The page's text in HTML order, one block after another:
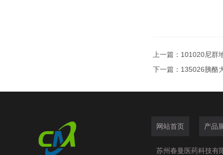
上一篇： 101020尼群
下一篇： 135026胰酪
网站首页 产品
苏州春曼医药科技有